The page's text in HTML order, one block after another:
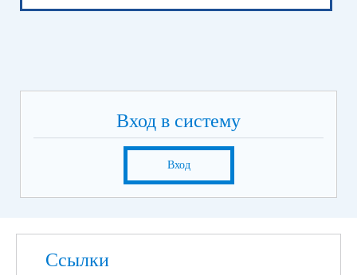
Вход в систему
Вход
Ссылки